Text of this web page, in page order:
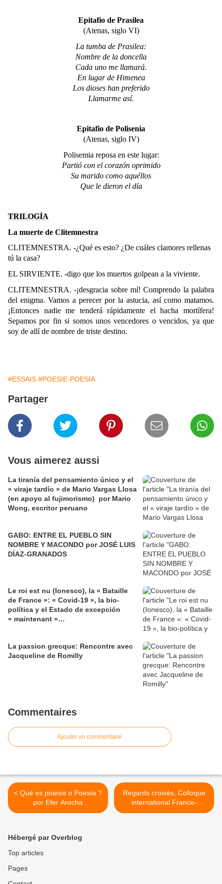
Epitafio de Prasilea
(Atenas, siglo VI)
La tumba de Prasilea:
Nombre de la doncella
Cada uno me llamará.
En lugar de Himenea
Los dioses han preferido
Llamarme así.
Epitafio de Polisenia
(Atenas, siglo IV)
Polisemia reposa en este lugar:
Partió con el corazón oprimido
Su marido como aquéllos
Que le dieron el día
TRILOGÍA
La muerte de Clitemnestra
CLITEMNESTRA. -¿Qué es esto? ¿De cuáles clamores rellenas
tú la casa?
EL SIRVIENTE. -digo que los muertos golpean a la viviente.
CLITEMNESTRA. -¡desgracia sobre mí! Comprendo la palabra
del enigma. Vamos a perecer por la astucia, así como matamos.
¡Entonces nadie me tenderá rápidamente el hacha mortífera!
Sepamos por fin si somos unos vencedores o vencidos, ya que
soy de allí de nombre de triste destino.
#ESSAIS #POESIE-POESIA
Partager
Vous aimerez aussi
La tiranía del pensamiento único y el
« viraje tardío » de Mario Vargas Llosa
(en apoyo al fujimorismo) por Mario
Wong, escritor peruano
GABO: ENTRE EL PUEBLO SIN
NOMBRE Y MACONDO por JOSÉ LUIS
DÍAZ-GRANADOS
Le roi est nu (Ionesco), la « Bataille
de France »: « Covid-19 », la bio-
política y el Estado de excepción
« maintenant »…
La passion grecque: Rencontre avec
Jacqueline de Romilly
Commentaires
Ajouter un commentaire
< Qué es poiesis o Poesía ?
por Efer Arocha
Regards croisés, Colloque
international France-
Colombie, organisé par
Hébergé par Overblog
Top articles
Pages